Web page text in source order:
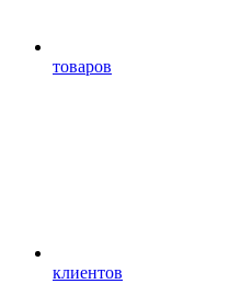
товаров
клиентов